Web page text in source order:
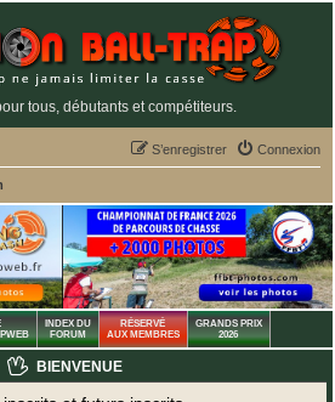
tous, débutants et compétiteurs.
Connexion
S’enregistrer
INDEX DU
FORUM
RÉSERVÉ
AUX MEMBRES
GRANDS PRIX
2026
BIENVENUE